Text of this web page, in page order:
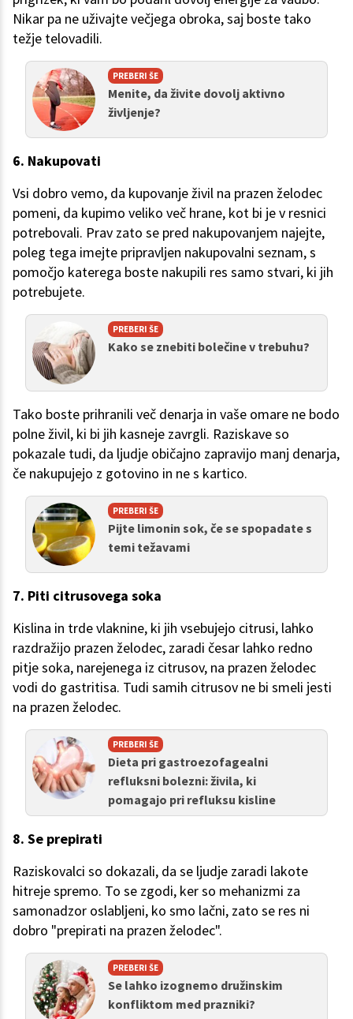
Nikar pa ne uživajte večjega obroka, saj boste tako
težje telovadili.
PREBERI ŠE
Menite, da živite dovolj aktivno
življenje?
6. Nakupovati
Vsi dobro vemo, da kupovanje živil na prazen želodec
pomeni, da kupimo veliko več hrane, kot bi je v resnici
potrebovali. Prav zato se pred nakupovanjem najejte,
poleg tega imejte pripravljen nakupovalni seznam, s
pomočjo katerega boste nakupili res samo stvari, ki jih
potrebujete.
PREBERI ŠE
Kako se znebiti bolečine v trebuhu?
Tako boste prihranili več denarja in vaše omare ne bodo
polne živil, ki bi jih kasneje zavrgli. Raziskave so
pokazale tudi, da ljudje običajno zapravijo manj denarja,
če nakupujejo z gotovino in ne s kartico.
PREBERI ŠE
Pijte limonin sok, če se spopadate s
temi težavami
7. Piti citrusovega soka
Kislina in trde vlaknine, ki jih vsebujejo citrusi, lahko
razdražijo prazen želodec, zaradi česar lahko redno
pitje soka, narejenega iz citrusov, na prazen želodec
vodi do gastritisa. Tudi samih citrusov ne bi smeli jesti
na prazen želodec.
PREBERI ŠE
Dieta pri gastroezofagealni
refluksni bolezni: živila, ki
pomagajo pri refluksu kisline
8. Se prepirati
Raziskovalci so dokazali, da se ljudje zaradi lakote
hitreje spremo. To se zgodi, ker so mehanizmi za
samonadzor oslabljeni, ko smo lačni, zato se res ni
dobro "prepirati na prazen želodec".
PREBERI ŠE
Se lahko izognemo družinskim
konfliktom med prazniki?